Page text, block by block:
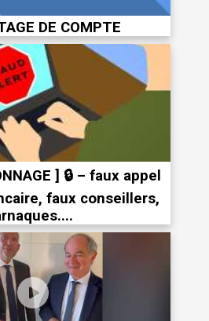
DE COMPTE
] 🔒 – faux appel
faux conseillers,